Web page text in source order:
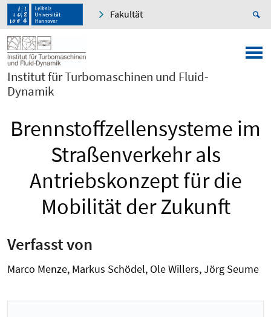
Fakultät
Institut für Turbomaschinen und Fluid-
Dynamik
Brennstoffzellensysteme im
Straßenverkehr als
Antriebskonzept für die
Mobilität der Zukunft
Verfasst von
Marco Menze, Markus Schödel, Ole Willers, Jörg Seume